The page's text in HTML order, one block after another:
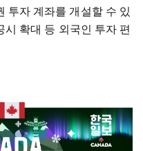
투자 계좌를 개설할 수 있
시 확대 등 외국인 투자 편